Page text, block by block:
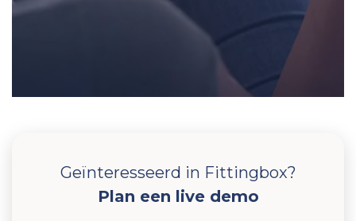
Geïnteresseerd in Fittingbox?
Plan een live demo